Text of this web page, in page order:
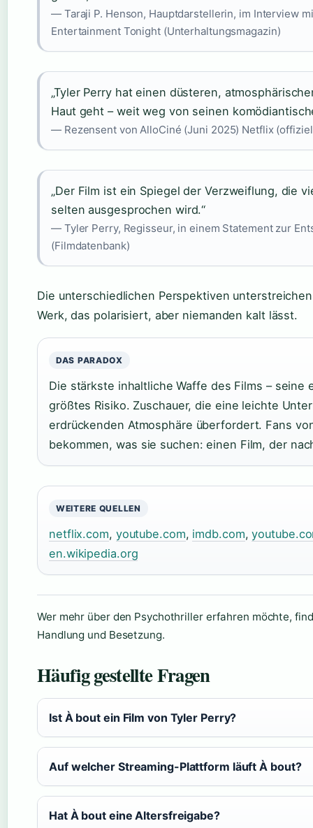
— Taraji P. Henson, Hauptdarstellerin, im Interview
Entertainment Tonight (Unterhaltungsmagazin)
„Tyler Perry hat einen düsteren,
Haut geht – weit weg von seinen
— Rezensent von AlloCiné (Juni 2025) Netflix
„Der Film ist ein Spiegel der Verzweiflung, die
selten ausgesprochen wird.“
— Tyler Perry, Regisseur, in einem Statement zur
(Filmdatenbank)
Die unterschiedlichen Perspektiven
Werk, das polarisiert, aber niemanden kalt lässt.
DAS PARADOX
Die stärkste inhaltliche Waffe des Films – seine
größtes Risiko. Zuschauer, die eine leichte
erdrückenden Atmosphäre überfordert. Fans
bekommen, was sie suchen: einen Film, der
WEITERE QUELLEN
netflix.com, youtube.com, imdb.com,
en.wikipedia.org
Wer mehr über den Psychothriller erfahren möchte,
Handlung und Besetzung.
Häufig gestellte Fragen
Ist À bout ein Film von Tyler Perry?
Auf welcher Streaming-Plattform läuft À bout?
Hat À bout eine Altersfreigabe?